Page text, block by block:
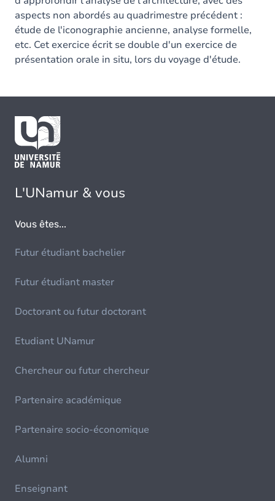
aspects non abordés au quadrimestre précédent :
étude de l'iconographie ancienne, analyse formelle,
etc. Cet exercice écrit se double d'un exercice de
présentation orale in situ, lors du voyage d'étude.
L'UNamur & vous
Vous êtes...
Futur étudiant bachelier
Futur étudiant master
Doctorant ou futur doctorant
Etudiant UNamur
Chercheur ou futur chercheur
Partenaire académique
Partenaire socio-économique
Alumni
Enseignant